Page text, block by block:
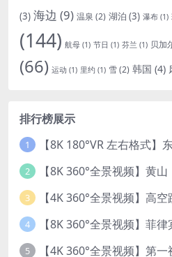
(3) 海边 (9) 温泉 (2) 湖泊 (3) 瀑布 (1)
(144) 航母 (1) 节日 (1) 芬兰 (1) 贝加
(66) 运动 (1) 里约 (1) 雪(2) 韩国 (4)
排行榜展示
1 【8K 180°VR 左右格式
2 【8K 360°全景视频】黄山
3 【4K 360°全景视频】高空
4 【8K 360°全景视频】菲
5 【4K 360°全景视频】第